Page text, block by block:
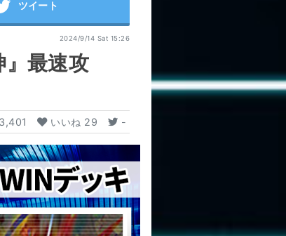
2024/9/14 Sat 15:26
』最速攻
いいね 29 -